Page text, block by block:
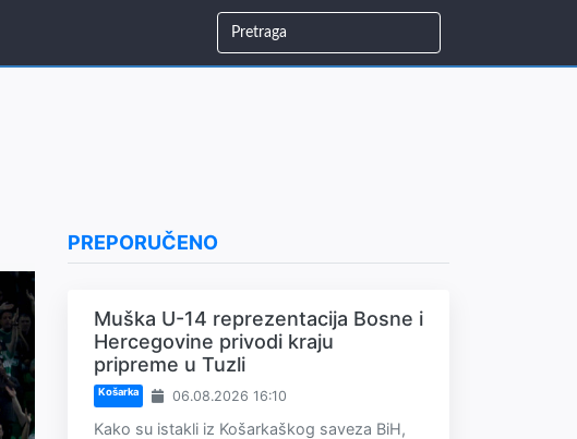
PREPORUČENO
Muška U-14 reprezentacija Bosne i
Hercegovine privodi kraju
pripreme u Tuzli
Košarka 06.08.2026 16:10
Kako su istakli iz Košarkaškog saveza BiH,